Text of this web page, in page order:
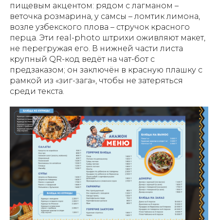
пищевым акцентом: рядом с лагманом –
веточка розмарина, у самсы – ломтик лимона,
возле узбекского плова – стручок красного
перца. Эти real-photo штрихи оживляют макет,
не перегружая его. В нижней части листа
крупный QR-код ведёт на чат-бот с
предзаказом; он заключён в красную плашку с
рамкой из «зиг-зага», чтобы не затеряться
среди текста.